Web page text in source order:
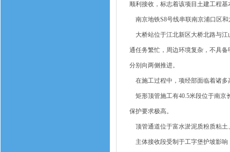
顺利接收，标志着该项目土建工程基
南京地铁S8号线串联南京浦口区和
大桥站位于江北新区大桥北路与江
通任务繁忙，周边环境复杂，不具
分别向两侧推进。
在施工过程中，项经部面临着诸
矩形顶管施工有40.5米段位于南京
保护要求极高。
顶管通道位于富水淤泥质粉质粘土
主体接收段受制于工字堡护坡影响